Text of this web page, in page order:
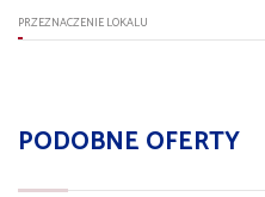
PRZEZNACZENIE LOKALU
PODOBNE OFERTY